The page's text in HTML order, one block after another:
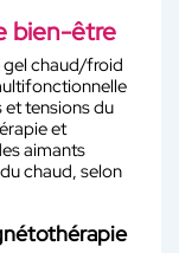
bien-être
chaud/froid
et tensions du
et
aimants
chaud, selon